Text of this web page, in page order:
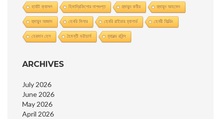
হার্বাট ক্যাসল হিমাদ্রিকিশাের দাশগুপ্ত হুমায়ুন কবীর হুমায়ূন আহমেদ
হুমায়ুন আজাদ হেনরি মিলার হেনরি রাইডার হ্যাগার্ড হেনরী ফিল্ডিং
হেরমান হেস হৈমন্তী ভট্টাচার্য হ্যারল্ড রবিন্স
ARCHIVES
July 2026
June 2026
May 2026
April 2026